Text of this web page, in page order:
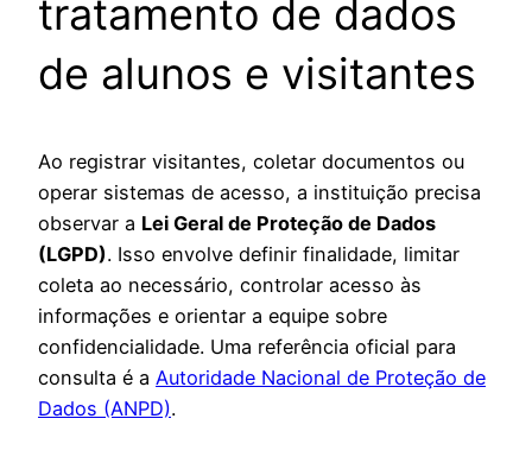
tratamento de dados
de alunos e visitantes
Ao registrar visitantes, coletar documentos ou
operar sistemas de acesso, a instituição precisa
observar a Lei Geral de Proteção de Dados
(LGPD). Isso envolve definir finalidade, limitar
coleta ao necessário, controlar acesso às
informações e orientar a equipe sobre
confidencialidade. Uma referência oficial para
consulta é a Autoridade Nacional de Proteção de
Dados (ANPD).